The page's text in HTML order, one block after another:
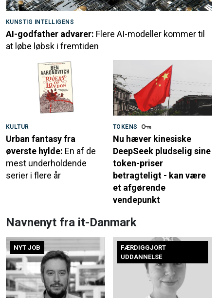
KUNSTIG INTELLIGENS
AI-godfather advarer: Flere AI-modeller kommer til
at løbe løbsk i fremtiden
KULTUR
Urban fantasy fra
øverste hylde: En af de
mest underholdende
serier i flere år
TOKENS
Nu hæver kinesiske
DeepSeek pludselig sine
token-priser
betragteligt - kan være
et afgørende
vendepunkt
Navnenyt fra it-Danmark
NYT JOB
FÆRDIGGJORT
UDDANNELSE